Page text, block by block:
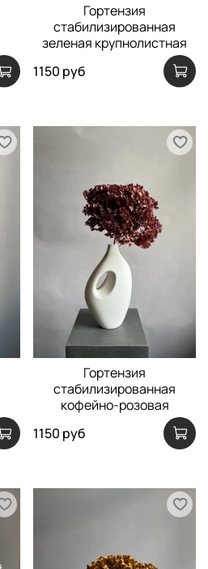
Гортензия
стабилизированная
зеленая крупнолистная
1150 руб
Гортензия
стабилизированная
кофейно-розовая
1150 руб